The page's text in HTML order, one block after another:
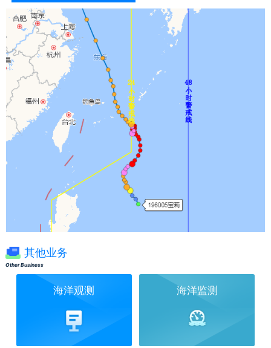
其他业务
Other Business
海洋观测 海洋监测